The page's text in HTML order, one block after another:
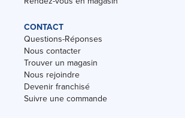
CONTACT
Questions-Réponses
Nous contacter
Trouver un magasin
Nous rejoindre
Devenir franchisé
Suivre une commande